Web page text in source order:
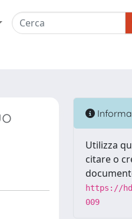
Utilizza
citare o
https://
009